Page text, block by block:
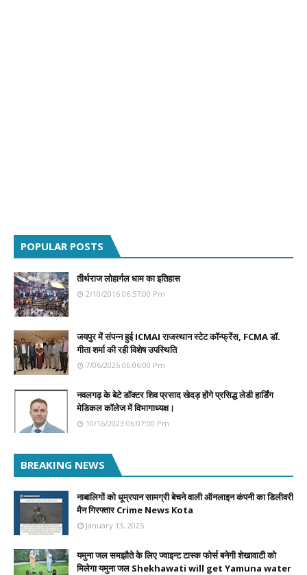
POPULAR POSTS
तीर्थराज लोहार्गल धाम का इतिहास
2/10/2016 06:57:00 Pm
जयपुर में संपन्न हुई ICMAI राजस्थान स्टेट कॉन्फ्रेंस, FCMA डॉ.
गीता शर्मा की रही विशेष उपस्थिति
7/06/2026 06:06:00 Pm
नवलगढ़ के बेटे डॉक्टर शिव प्रसाद खेदड़ होंगे प्रसिद्ध लेडी हार्डिंग
मेडिकल कॉलेज में विभागाध्यक्ष।
10/16/2023 06:07:00 Pm
BREAKING NEWS
नाबालिगों को धूम्रपान सामग्री बेचने वाली ऑनलाइन कंपनी का डिलीवरी
मैन गिरफ्तार Crime News Kota
January 13, 2025
यमुना जल समझौते के लिए ज्वाइन्ट टास्क फोर्स बनेगी शेखावाटी को
मिलेगा यमुना जल Shekhawati will get Yamuna water